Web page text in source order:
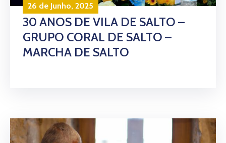
26 de Junho, 2025
30 ANOS DE VILA DE SALTO –
GRUPO CORAL DE SALTO –
MARCHA DE SALTO